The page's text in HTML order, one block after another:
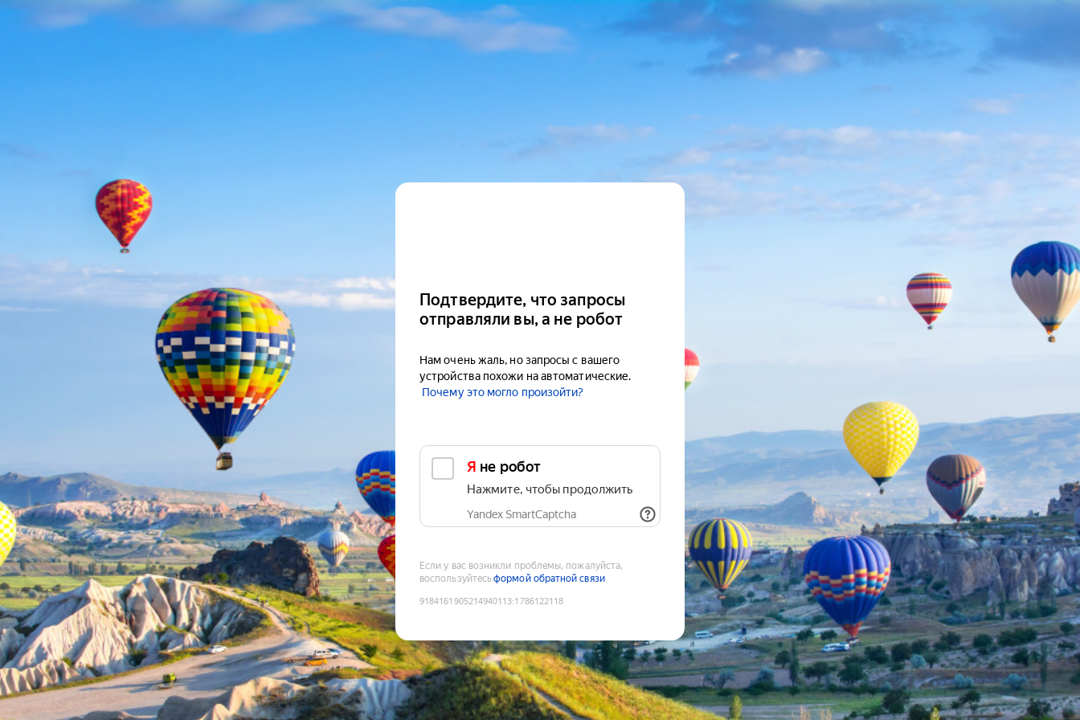
Подтвердите, что запросы
отправляли вы, а не робот
Нам очень жаль, но запросы с вашего
устройства похожи на автоматические.
Почему это могло произойти?
Я не робот
Нажмите, чтобы продолжить
Yandex SmartCaptcha
Если у вас возникли проблемы, пожалуйста,
воспользуйтесьформой обратной связи
9184161905214940113:1786122118